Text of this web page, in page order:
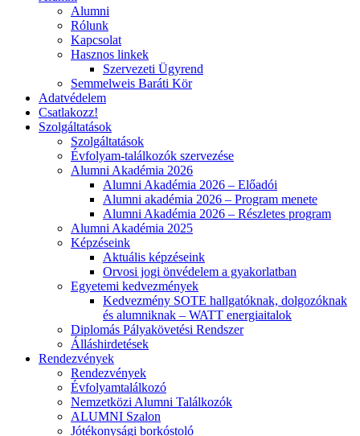
Alumni
Rólunk
Kapcsolat
Hasznos linkek
Szervezeti Ügyrend
Semmelweis Baráti Kör
Adatvédelem
Csatlakozz!
Szolgáltatások
Szolgáltatások
Évfolyam-találkozók szervezése
Alumni Akadémia 2026
Alumni Akadémia 2026 – Előadói
Alumni akadémia 2026 – Program menete
Alumni Akadémia 2026 – Részletes program
Alumni Akadémia 2025
Képzéseink
Aktuális képzéseink
Orvosi jogi önvédelem a gyakorlatban
Egyetemi kedvezmények
Kedvezmény SOTE hallgatóknak, dolgozóknak
és alumniknak – WATT energiaitalok
Diplomás Pályakövetési Rendszer
Álláshirdetések
Rendezvények
Rendezvények
Évfolyamtalálkozó
Nemzetközi Alumni Találkozók
ALUMNI Szalon
Jótékonysági borkóstoló